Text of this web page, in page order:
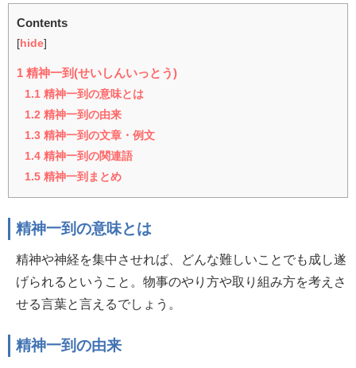
Contents
[ hide]
1 精神一到(せいしんいっとう)
1.1 精神一到の意味とは
1.2 精神一到の由来
1.3 精神一到の文章・例文
1.4 精神一到の関連語
1.5 精神一到まとめ
精神一到の意味とは
精神や神経を集中させれば、どんな難しいことでも成し遂
げられるということ。物事のやり方や取り組み方を考えさ
せる言葉と言えるでしょう。
精神一到の由来